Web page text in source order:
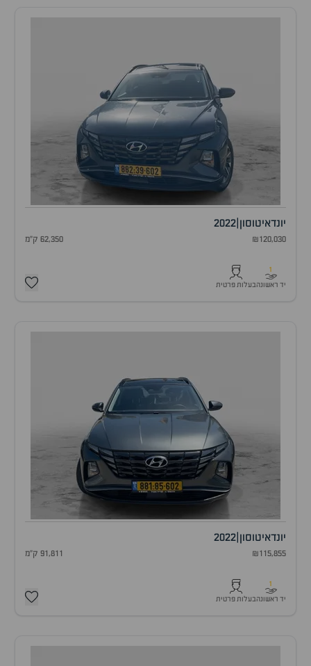
יונדאיטוסון 2022
₪120,030 62,350 ק"מ
1
יד ראשונהבעלות פרטית
יונדאיטוסון 2022
₪115,855 91,811 ק"מ
1
יד ראשונהבעלות פרטית